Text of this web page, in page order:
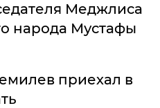
Меджлиса
народа Мустафы
приехал в